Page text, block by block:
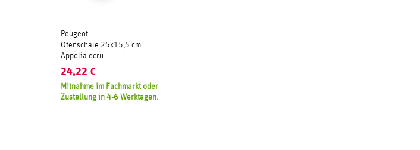
Peugeot
Ofenschale 25x15,5 cm
Appolia ecru
24,22 €
Mitnahme im Fachmarkt oder
Zustellung in 4-6 Werktagen.